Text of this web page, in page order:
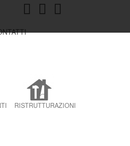
RISTRUTTURAZIONI